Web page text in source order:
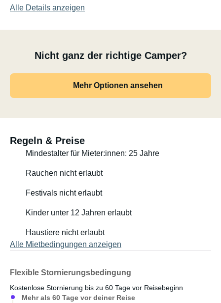
Alle Details anzeigen
Nicht ganz der richtige Camper?
Mehr Optionen ansehen
Regeln & Preise
Mindestalter für Mieter:innen: 25 Jahre
Rauchen nicht erlaubt
Festivals nicht erlaubt
Kinder unter 12 Jahren erlaubt
Haustiere nicht erlaubt
Alle Mietbedingungen anzeigen
Flexible Stornierungsbedingung
Kostenlose Stornierung bis zu 60 Tage vor Reisebeginn
Mehr als 60 Tage vor deiner Reise